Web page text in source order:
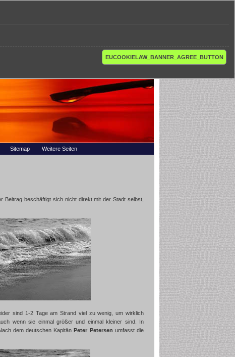
EUCOOKIELAW_BANNER_AGREE_BUTTON
Sitemap Weitere Seiten
Beitrag beschäftigt sich nicht direkt mit der Stadt selbst,
sind 1-2 Tage am Strand viel zu wenig, um wirklich
wenn sie einmal größer und einmal kleiner sind. In
dem deutschen KapitänPeter Petersen umfasst die